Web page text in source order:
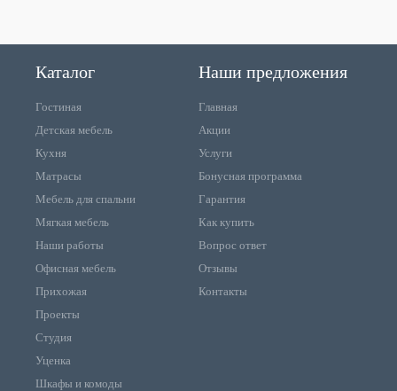
Каталог
Гостиная
Детская мебель
Кухня
Матрасы
Мебель для спальни
Мягкая мебель
Наши работы
Офисная мебель
Прихожая
Проекты
Студия
Уценка
Шкафы и комоды
Наши предложения
Главная
Акции
Услуги
Бонусная программа
Гарантия
Как купить
Вопрос ответ
Отзывы
Контакты